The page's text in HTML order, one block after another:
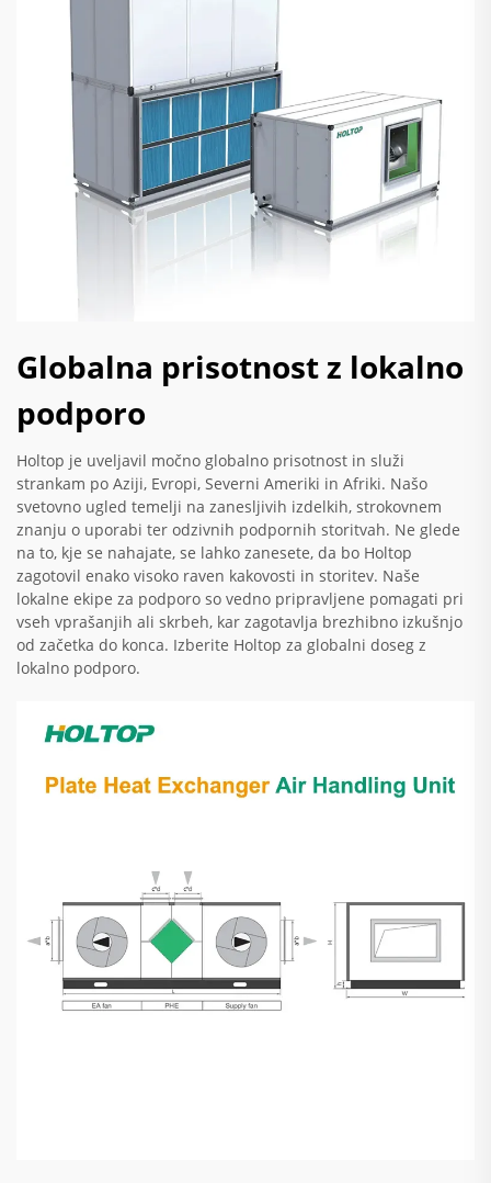
Globalna prisotnost z lokalno
podporo
Holtop je uveljavil močno globalno prisotnost in služi
strankam po Aziji, Evropi, Severni Ameriki in Afriki. Našo
svetovno ugled temelji na zanesljivih izdelkih, strokovnem
znanju o uporabi ter odzivnih podpornih storitvah. Ne glede
na to, kje se nahajate, se lahko zanesete, da bo Holtop
zagotovil enako visoko raven kakovosti in storitev. Naše
lokalne ekipe za podporo so vedno pripravljene pomagati pri
vseh vprašanjih ali skrbeh, kar zagotavlja brezhibno izkušnjo
od začetka do konca. Izberite Holtop za globalni doseg z
lokalno podporo.